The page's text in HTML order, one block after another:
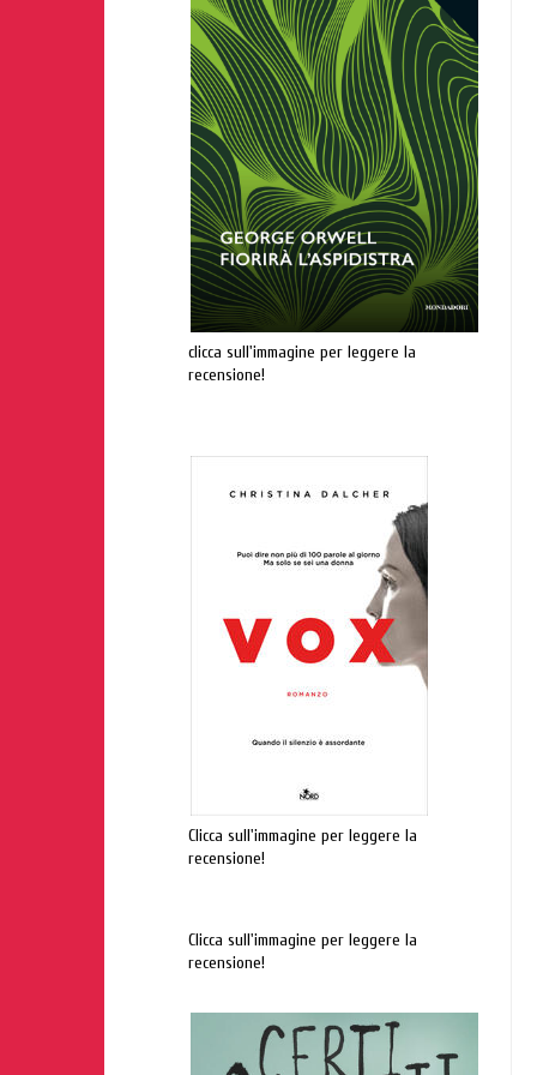
clicca sull'immagine per leggere la
recensione!
Clicca sull'immagine per leggere la
recensione!
Clicca sull'immagine per leggere la
recensione!